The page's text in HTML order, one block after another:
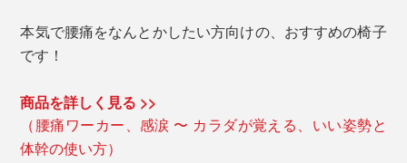
本気で腰痛をなんとかしたい方向けの、おすすめの椅子
です！
商品を詳しく見る >>
（腰痛ワーカー、感涙 〜 カラダが覚える、いい姿勢と
体幹の使い方）